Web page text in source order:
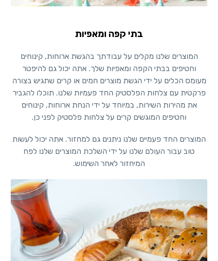
בתי קפה ומאפיות
המוצרים שלנו מקלים על עבודתך בהגשת ארוחות, קינוחים
וחטיפים בבתי הקפה ומאפיות שלך. אתה יכול גם להיפטר
מעומס הכלים על ידי הגשת מוצרים חמים או קרים שתגיש בצורה
פרקטית עם צלחות הפלסטיק החד פעמיות שלנו. תוכלו להגביר
את מהירות השירות, במיוחד על ידי הנחת ארוחות, קינוחים
וחטיפים המוגשים קרים על צלחות פלסטיק לפני כן.
המוצרים החד פעמיים שלנו ניתנים גם למחזור. אתה יכול לעשות
טוב עבור העולם שלנו על ידי השלכת המוצרים שלנו לפח
המיחזור לאחר השימוש.